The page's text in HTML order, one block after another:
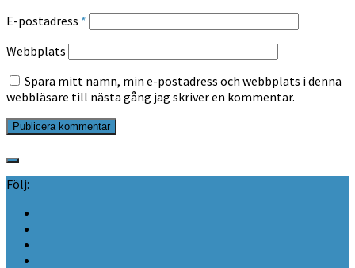
E-postadress *
Webbplats
Spara mitt namn, min e-postadress och webbplats i denna
webbläsare till nästa gång jag skriver en kommentar.
Följ: